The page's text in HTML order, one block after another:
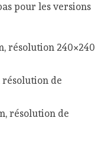
pour les versions
résolution 240×240
résolution de
résolution de